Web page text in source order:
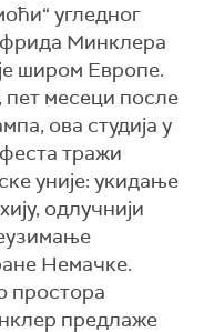
угледног
Минклера
широм Европе.
месеци после
ова студија у
тражи
уније: укидање
одлучнији
Немачке.
простора
предлаже